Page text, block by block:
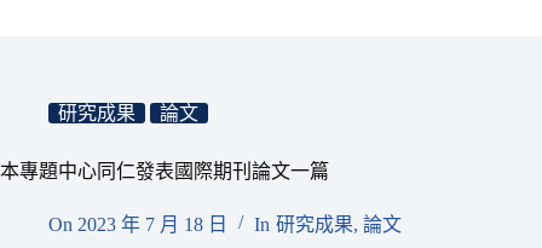
研究成果 論文
本專題中心同仁發表國際期刊論文一篇
On 2023 年 7 月 18 日 In 研究成果, 論文